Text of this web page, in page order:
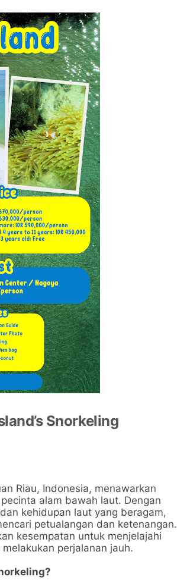
Snorkeling
Riau, Indonesia, menawarkan
alam bawah laut. Dengan
kehidupan laut yang beragam,
petualangan dan ketenangan.
kesempatan untuk menjelajahi
perjalanan jauh.